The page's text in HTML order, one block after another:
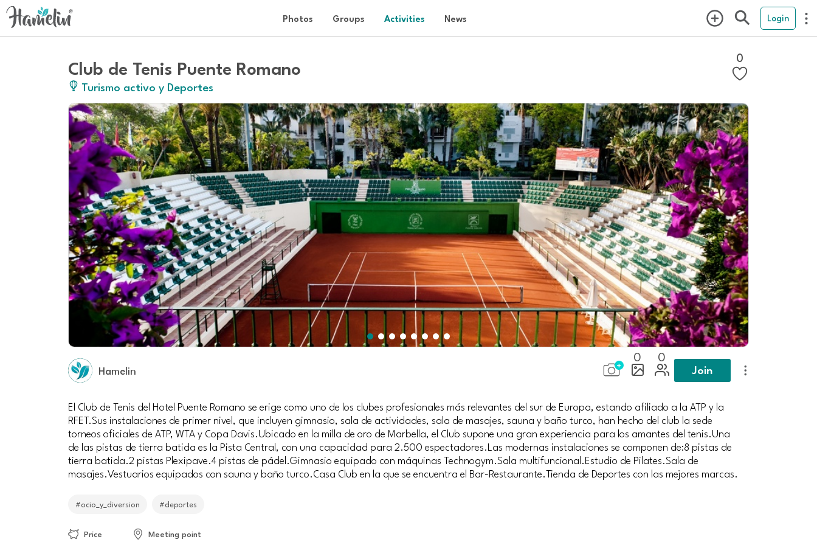
Photos Groups Activities News Login
Club de Tenis Puente Romano
Turismo activo y Deportes
0
Hamelin
0 0
Join
El Club de Tenis del Hotel Puente Romano se erige como uno de los clubes profesionales más relevantes del sur de Europa, estando afiliado a la ATP y la
RFET.Sus instalaciones de primer nivel, que incluyen gimnasio, sala de actividades, sala de masajes, sauna y baño turco, han hecho del club la sede
torneos oficiales de ATP, WTA y Copa Davis.Ubicado en la milla de oro de Marbella, el Club supone una gran experiencia para los amantes del tenis.Una
de las pistas de tierra batida es la Pista Central, con una capacidad para 2.500 espectadores.Las modernas instalaciones se componen de:8 pistas de
tierra batida.2 pistas Plexipave.4 pistas de pádel.Gimnasio equipado con máquinas Technogym.Sala multifuncional.Estudio de Pilates.Sala de
masajes.Vestuarios equipados con sauna y baño turco.Casa Club en la que se encuentra el Bar-Restaurante.Tienda de Deportes con las mejores marcas.
#ocio_y_diversion #deportes
Price Meeting point